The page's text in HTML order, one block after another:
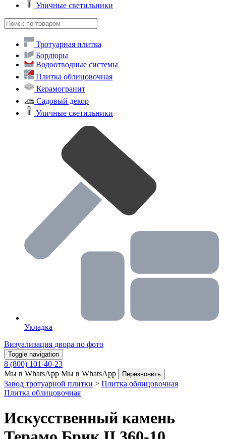
Уличные светильники
Тротуарная плитка
Бордюры
Водоотводные системы
Плитка облицовочная
Керамогранит
Садовый декор
Уличные светильники
Укладка
Визуализация двора по фото
Toggle navigation
8 (800) 101-40-23
Мы в WhatsApp Мы в WhatsApp Перезвонить
Завод тротуарной плитки > Плитка облицовочная
Плитка облицовочная
Искусственный камень